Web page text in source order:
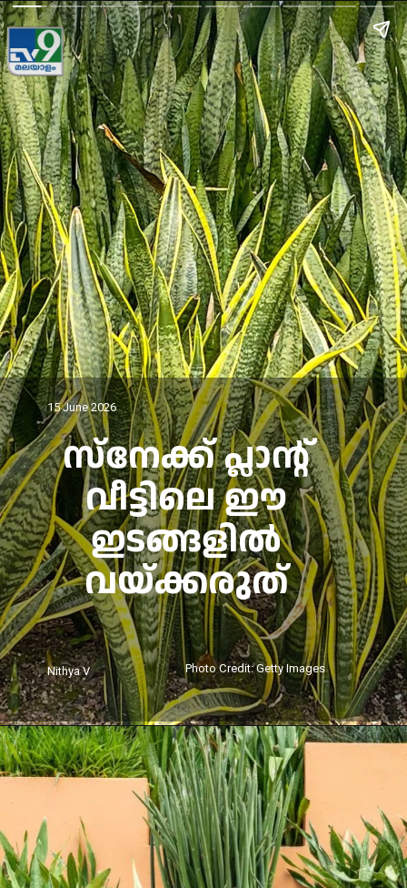
15 June 2026
Nithya V
സ്നേക്ക് പ്ലാന്റ്
വീട്ടിലെ ഈ
ഇടങ്ങളിൽ
വയ്ക്കരുത്
Photo Credit: Getty Images